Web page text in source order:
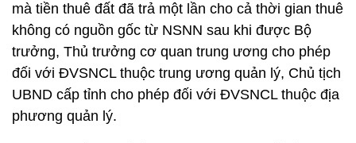
mà tiền thuê đất đã trả một lần cho cả thời gian thuê
không có nguồn gốc từ NSNN sau khi được Bộ
trưởng, Thủ trưởng cơ quan trung ương cho phép
đối với ĐVSNCL thuộc trung ương quản lý, Chủ tịch
UBND cấp tỉnh cho phép đối với ĐVSNCL thuộc địa
phương quản lý.